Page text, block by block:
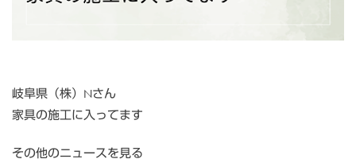
岐阜県（株）Nさん
家具の施工に入ってます
その他のニュースを見る